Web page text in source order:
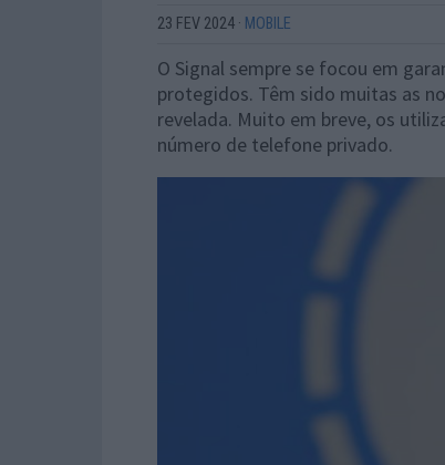
23 FEV 2024 · MOBILE
O Signal sempre se focou em
protegidos. Têm sido muitas as
revelada. Muito em breve, os
número de telefone privado.